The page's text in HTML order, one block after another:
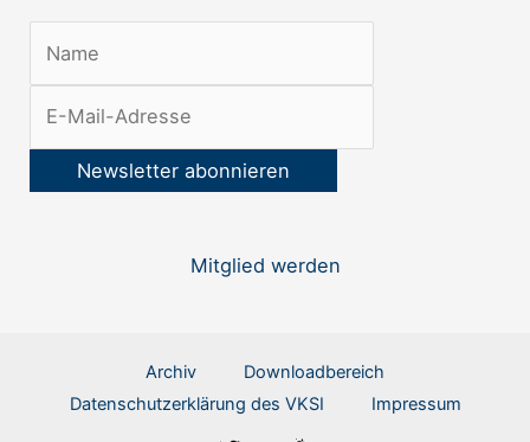
e
Mitglied werden
Archiv
Downloadbereich
Datenschutzerklärung des VKSI
Impressum